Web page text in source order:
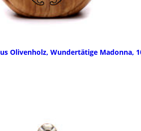
Olivenholz, Wundertätige Madonna,